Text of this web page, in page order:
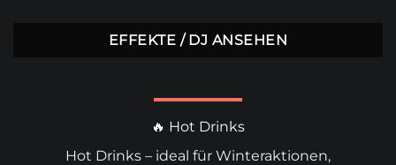
EFFEKTE / DJ ANSEHEN
🔥 Hot Drinks
Hot Drinks – ideal für Winteraktionen,